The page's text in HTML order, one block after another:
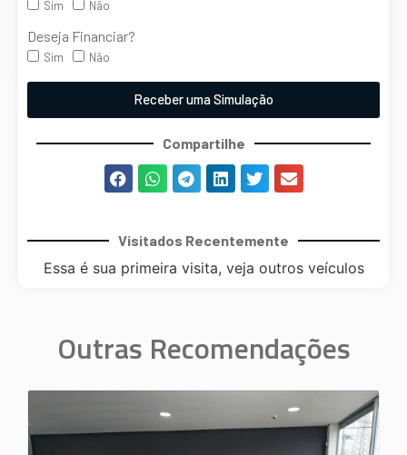
Sim Não
Deseja Financiar?
Sim Não
Receber uma Simulação
Compartilhe
Visitados Recentemente
Essa é sua primeira visita, veja outros veículos
Outras Recomendações